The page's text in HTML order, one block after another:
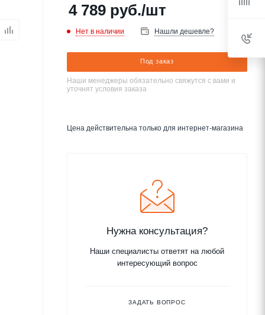
4 789 руб./шт
Нет в наличии Нашли дешевле?
Под заказ
Наши менеджеры обязательно свяжутся с вами и
уточнят условия заказа
Цена действительна только для интернет-магазина
Нужна консультация?
Наши специалисты ответят на любой
интересующий вопрос
ЗАДАТЬ ВОПРОС